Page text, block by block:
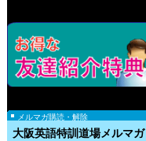
メルマガ購読・解除
大阪英語特訓道場メルマガ